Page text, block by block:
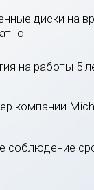
диски на
на работы 5
компании
соблюдение